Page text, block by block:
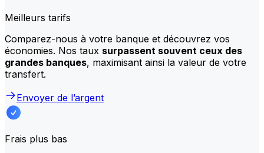
Meilleurs tarifs
Comparez-nous à votre banque et découvrez vos
économies. Nos taux surpassent souvent ceux des
grandes banques, maximisant ainsi la valeur de votre
transfert.
Envoyer de l’argent
Frais plus bas